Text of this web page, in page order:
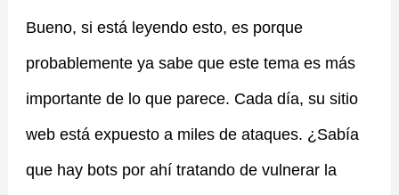
Bueno, si está leyendo esto, es porque
probablemente ya sabe que este tema es más
importante de lo que parece. Cada día, su sitio
web está expuesto a miles de ataques. ¿Sabía
que hay bots por ahí tratando de vulnerar la